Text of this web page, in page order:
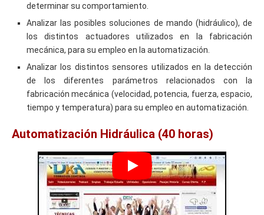
determinar su comportamiento.
Analizar las posibles soluciones de mando (hidráulico), de
los distintos actuadores utilizados en la fabricación
mecánica, para su empleo en la automatización.
Analizar los distintos sensores utilizados en la detección
de los diferentes parámetros relacionados con la
fabricación mecánica (velocidad, potencia, fuerza, espacio,
tiempo y temperatura) para su empleo en automatización.
Automatización Hidráulica (40 horas)